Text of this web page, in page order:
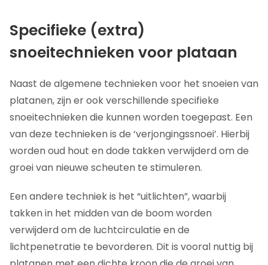
Specifieke (extra)
snoeitechnieken voor plataan
Naast de algemene technieken voor het snoeien van
platanen, zijn er ook verschillende specifieke
snoeitechnieken die kunnen worden toegepast. Een
van deze technieken is de ‘verjongingssnoei’. Hierbij
worden oud hout en dode takken verwijderd om de
groei van nieuwe scheuten te stimuleren.
Een andere techniek is het “uitlichten”, waarbij
takken in het midden van de boom worden
verwijderd om de luchtcirculatie en de
lichtpenetratie te bevorderen. Dit is vooral nuttig bij